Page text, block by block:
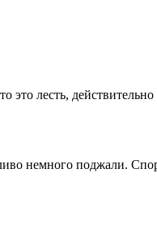
лесть, действительно
немного поджали.